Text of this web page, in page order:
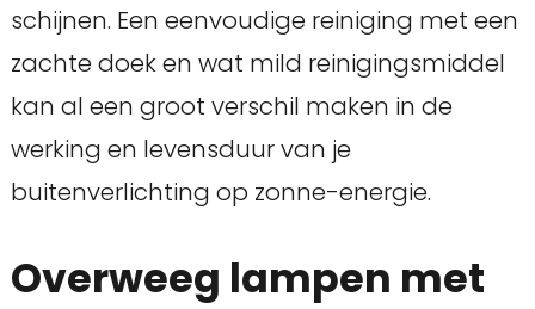
schijnen. Een eenvoudige reiniging met een
zachte doek en wat mild reinigingsmiddel
kan al een groot verschil maken in de
werking en levensduur van je
buitenverlichting op zonne-energie.
Overweeg lampen met